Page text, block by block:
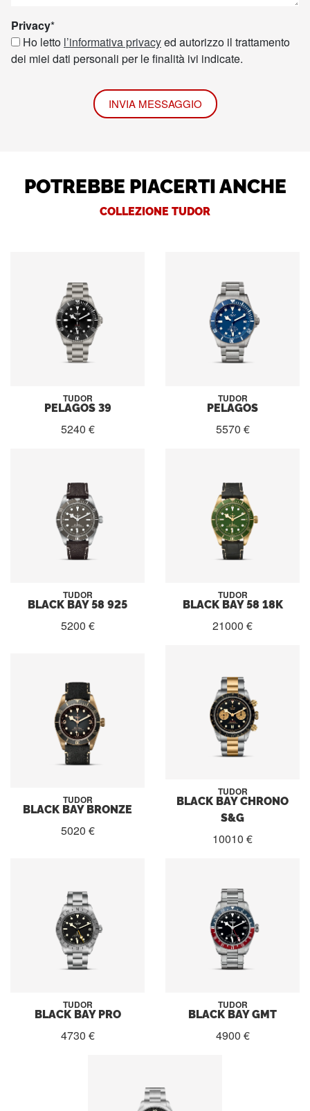
Privacy*
Ho letto l’informativa privacyed autorizzo il trattamento
dei miei dati personali per le finalità ivi indicate.
INVIA MESSAGGIO
POTREBBE PIACERTI ANCHE
COLLEZIONE TUDOR
TUDOR
PELAGOS 39
5240 €
TUDOR
PELAGOS
5570 €
TUDOR
BLACK BAY 58 925
5200 €
TUDOR
BLACK BAY 58 18K
21000 €
TUDOR
BLACK BAY BRONZE
5020 €
TUDOR
BLACK BAY CHRONO
S&G
10010 €
TUDOR
BLACK BAY PRO
4730 €
TUDOR
BLACK BAY GMT
4900 €